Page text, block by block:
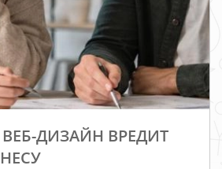
ДИЗАЙН ВРЕДИТ